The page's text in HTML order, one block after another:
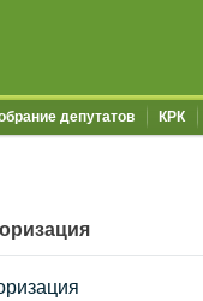
депутатов КРК